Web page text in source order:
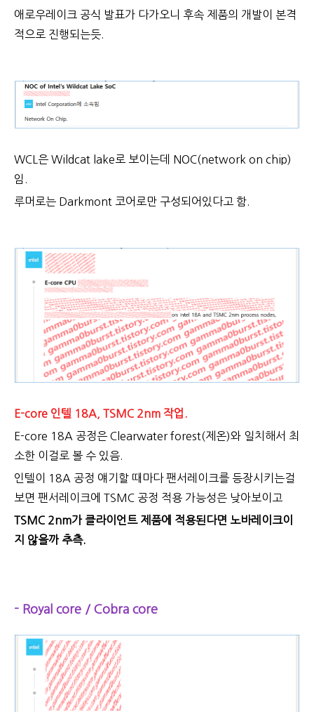
애로우레이크 공식 발표가 다가오니 후속 제품의 개발이 본격
적으로 진행되는듯.
WCL은 Wildcat lake로 보이는데 NOC(network on chip)
임.
루머로는 Darkmont 코어로만 구성되어있다고 함.
E-core 인텔 18A, TSMC 2nm 작업.
E-core 18A 공정은 Clearwater forest(제온)와 일치해서 최
소한 이걸로 볼 수 있음.
인텔이 18A 공정 얘기할 때마다 팬서레이크를 등장시키는걸
보면 팬서레이크에 TSMC 공정 적용 가능성은 낮아보이고
TSMC 2nm가 클라이언트 제품에 적용된다면 노바레이크이
지 않을까 추측.
- Royal core / Cobra core